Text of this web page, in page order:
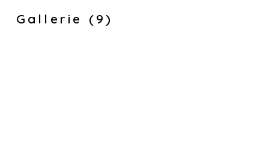
Gallerie (9)